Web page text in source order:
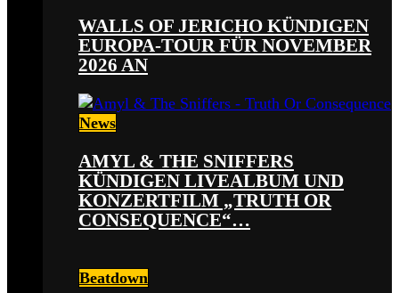
WALLS OF JERICHO KÜNDIGEN
EUROPA-TOUR FÜR NOVEMBER
2026 AN
News
AMYL & THE SNIFFERS
KÜNDIGEN LIVEALBUM UND
KONZERTFILM „TRUTH OR
CONSEQUENCE“…
Beatdown